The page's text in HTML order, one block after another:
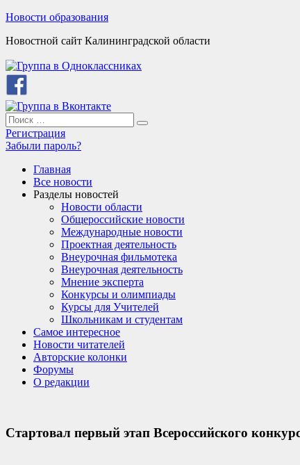
Skip
content
Новости образования
Новостной сайт Калининградской области
Search
for:
Search
Регистрация
Забыли пароль?
Главная
Все новости
Разделы новостей
Новости области
Общероссийские новости
Международные новости
Проектная деятельность
Внеурочная фильмотека
Внеурочная деятельность
Мнение эксперта
Конкурсы и олимпиады
Курсы для Учителей
Школьникам и студентам
Самое интересное
Новости читателей
Авторские колонки
Форумы
О редакции
Стартовал первый этап Всероссийского